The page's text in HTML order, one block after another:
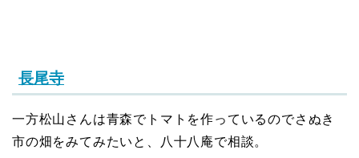
長尾寺
一方松山さんは青森でトマトを作っているのでさぬき
市の畑をみてみたいと、八十八庵で相談。